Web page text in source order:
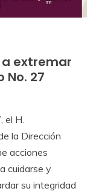
a extremar
No. 27
el H.
la Dirección
acciones
cuidarse y
su integridad